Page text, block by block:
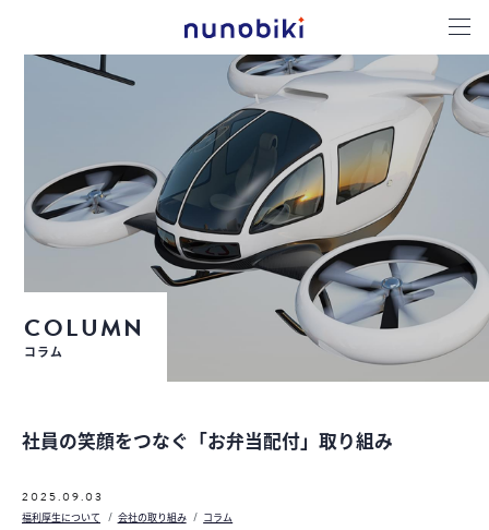
COLUMN
コラム
社員の笑顔をつなぐ「お弁当配付」取り組み
2025.09.03
福利厚生について 会社の取り組み コラム